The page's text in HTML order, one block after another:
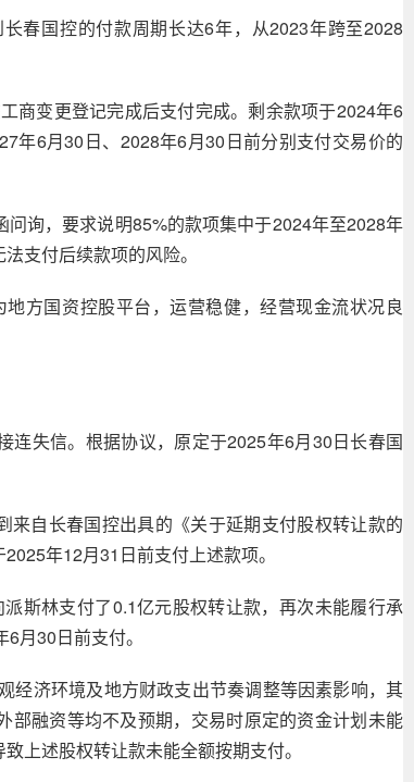
春国控的付款周期长达6年，从2023年跨至2028
商变更登记完成后支付完成。剩余款项于2024年6
年6月30日、2028年6月30日前分别支付交易价的
询，要求说明85%的款项集中于2024年至2028年
支付后续款项的风险。
方国资控股平台，运营稳健，经营现金流状况良
连失信。根据协议，原定于2025年6月30日长春国
自长春国控出具的《关于延期支付股权转让款的
年12月31日前支付上述款项。
斯林支付了0.1亿元股权转让款，再次未能履行承
月30日前支付。
经济环境及地方财政支出节奏调整等因素影响，其
融资等均不及预期，交易时原定的资金计划未能
上述股权转让款未能全额按期支付。